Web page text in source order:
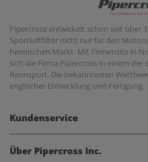
Pipercross entwickelt schon seit über
Sportluftfilter nicht nur für den
heimischen Markt. Mit Firmensitz in
sich die Firma Pipercross in einem
Rennsport. Die bekanntesten
englischer Entwicklung und Fertigung.
Kundenservice
Über Pipercross Inc.